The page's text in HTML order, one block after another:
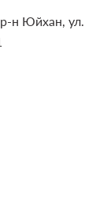
н Юйхан, ул.